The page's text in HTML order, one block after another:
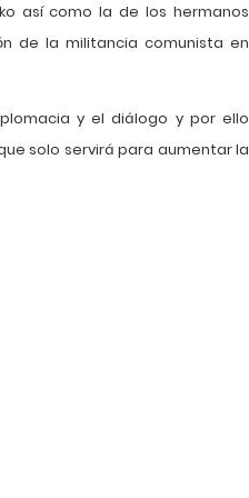
así como la de los hermanos
de la militancia comunista en
y el diálogo y por ello
solo servirá para aumentar la